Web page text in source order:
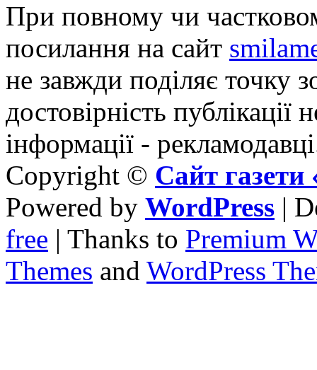
При повному чи
посилання на сайт
не завжди поділяє точку
достовірність публікації
інформації -
Copyright © Сайт
Powered by WordPress |
free | Thanks to Premium
Themes and WordPress